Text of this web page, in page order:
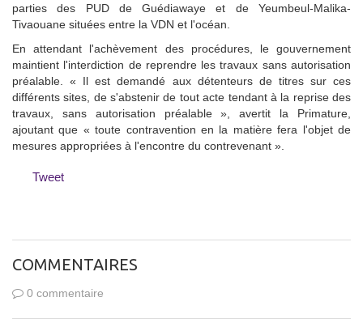
parties des PUD de Guédiawaye et de Yeumbeul-Malika-
Tivaouane situées entre la VDN et l'océan.
En attendant l'achèvement des procédures, le gouvernement
maintient l'interdiction de reprendre les travaux sans autorisation
préalable. « Il est demandé aux détenteurs de titres sur ces
différents sites, de s'abstenir de tout acte tendant à la reprise des
travaux, sans autorisation préalable », avertit la Primature,
ajoutant que « toute contravention en la matière fera l'objet de
mesures appropriées à l'encontre du contrevenant ».
Tweet
COMMENTAIRES
0 commentaire